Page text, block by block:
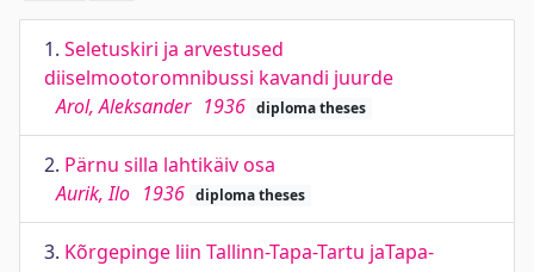
1. Seletuskiri ja arvestused
diiselmootoromnibussi kavandi juurde
Arol, Aleksander 1936 diploma theses
2. Pärnu silla lahtikäiv osa
Aurik, Ilo 1936 diploma theses
3. Kõrgepinge liin Tallinn-Tapa-Tartu jaTapa-